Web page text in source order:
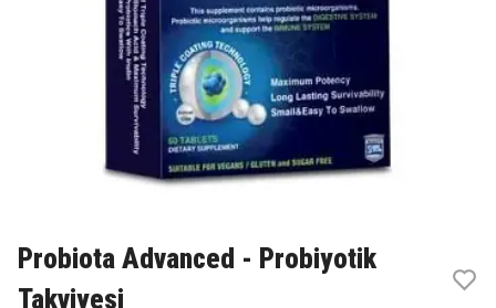
Probiota Advanced - Probiyotik
Takviyesi